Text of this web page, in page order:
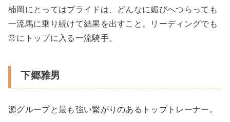
楠岡にとってはプライドは、どんなに媚びへつらっても
一流馬に乗り続けて結果を出すこと。リーディングでも
常にトップに入る一流騎手。
下郷雅男
源グループと最も強い繋がりのあるトップトレーナー。